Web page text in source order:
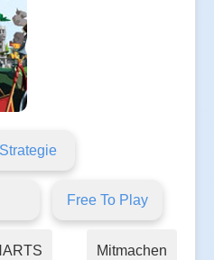
Strategie
Free To Play
Mitmachen